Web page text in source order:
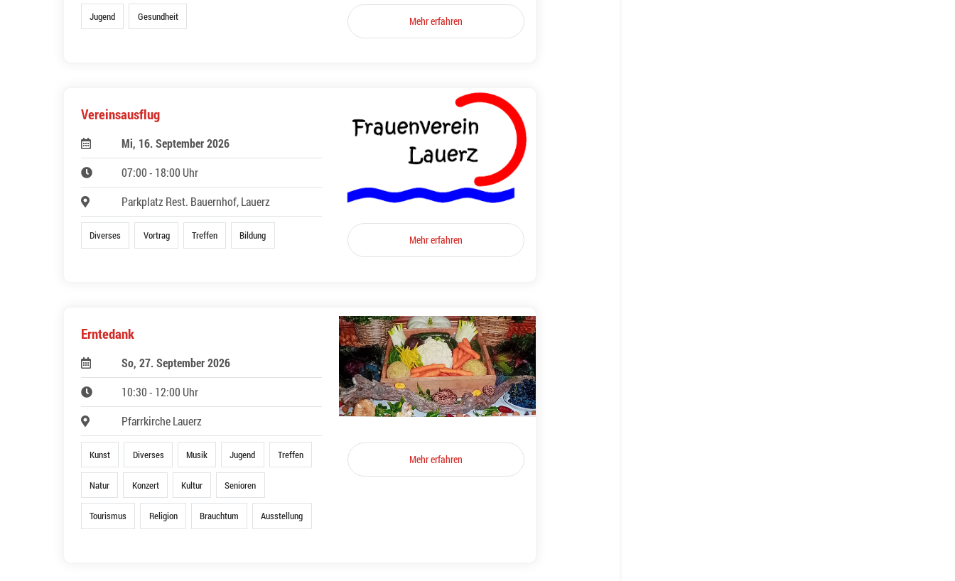
Jugend Gesundheit Mehr erfahren
Vereinsausflug
Mi, 16. September 2026
07:00 - 18:00 Uhr
Parkplatz Rest. Bauernhof, Lauerz
Diverses Vortrag Treffen Bildung Mehr erfahren
Erntedank
So, 27. September 2026
10:30 - 12:00 Uhr
Pfarrkirche Lauerz
Kunst Diverses Musik Jugend Treffen
Natur Konzert Kultur Senioren
Tourismus Religion Brauchtum Ausstellung
Mehr erfahren